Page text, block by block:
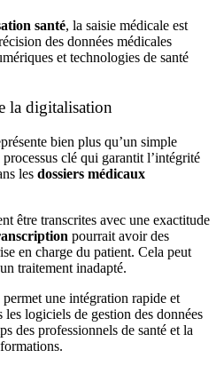
santé, la saisie médicale est
des données médicales
et technologies de santé
la digitalisation
bien plus qu’un simple
clé qui garantit l’intégrité
les dossiers médicaux
être transcrites avec une exactitude
pourrait avoir des
en charge du patient. Cela peut
traitement inadapté.
une intégration rapide et
les logiciels de gestion des données
des professionnels de santé et la
.